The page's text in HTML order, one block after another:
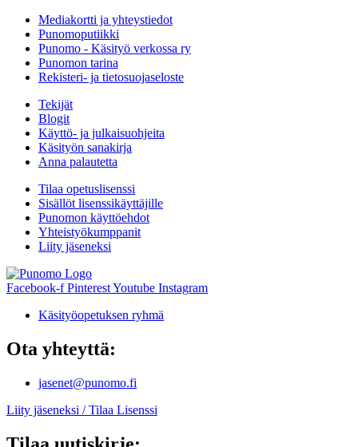
Mediakortti ja yhteystiedot
Punomoputiikki
Punomo - Käsityö verkossa ry
Punomon tarina
Rekisteri- ja tietosuojaseloste
Tekijät
Blogit
Käyttö- ja julkaisuohjeita
Käsityön sanakirja
Anna palautetta
Tilaa opetuslisenssi
Sisällöt lisenssikäyttäjille
Punomon käyttöehdot
Yhteistyökumppanit
Liity jäseneksi
Facebook-f PinterestYoutube Instagram
Käsityöopetuksen ryhmä
Ota yhteyttä:
jasenet@punomo.fi
Liity jäseneksi / Tilaa Lisenssi